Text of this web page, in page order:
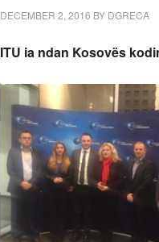
DECEMBER 2, 2016 BY DGRECA
ITU ia ndan Kosovës